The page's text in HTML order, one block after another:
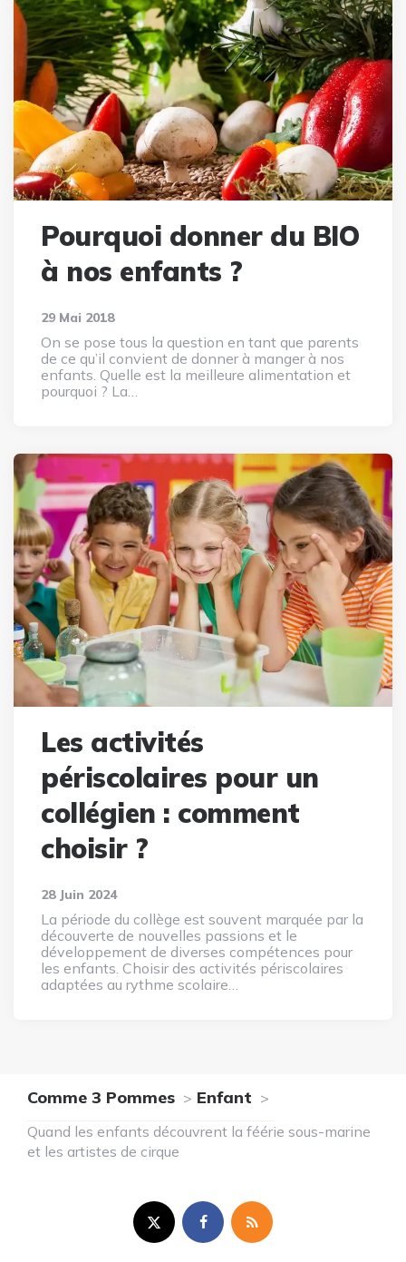
Pourquoi donner du BIO
à nos enfants ?
29 Mai 2018
On se pose tous la question en tant que parents
de ce qu’il convient de donner à manger à nos
enfants. Quelle est la meilleure alimentation et
pourquoi ? La…
Les activités
périscolaires pour un
collégien : comment
choisir ?
28 Juin 2024
La période du collège est souvent marquée par la
découverte de nouvelles passions et le
développement de diverses compétences pour
les enfants. Choisir des activités périscolaires
adaptées au rythme scolaire…
Comme 3 Pommes Enfant
Quand les enfants découvrent la féérie sous-marine
et les artistes de cirque